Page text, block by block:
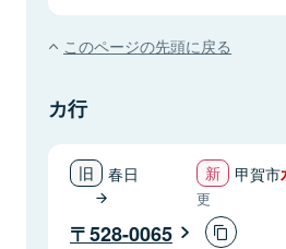
このページの先頭に戻る
カ行
春日 甲賀市
更
528-0065